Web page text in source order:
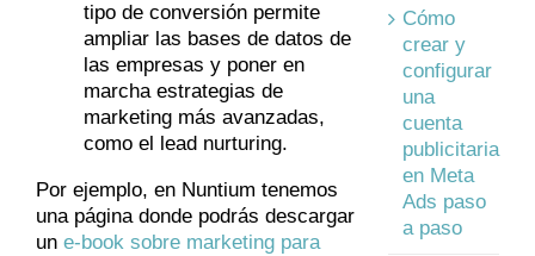
tipo de conversión permite
ampliar las bases de datos de
las empresas y poner en
marcha estrategias de
marketing más avanzadas,
como el lead nurturing.
Por ejemplo, en Nuntium tenemos
una página donde podrás descargar
un e-book sobre marketing para
Cómo
crear y
configurar
una
cuenta
publicitaria
en Meta
Ads paso
a paso